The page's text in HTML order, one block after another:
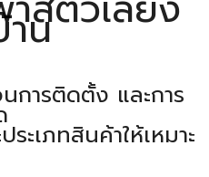
น
การติดตั้ง และการ
ะเภทสินค้าให้เหมาะ